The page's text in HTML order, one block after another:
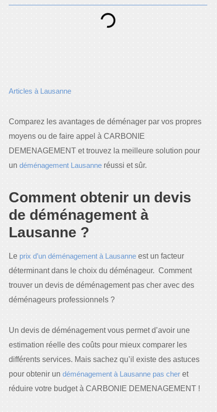
Articles à Lausanne
Comparez les avantages de déménager par vos propres
moyens ou de faire appel à CARBONIE
DEMENAGEMENT et trouvez la meilleure solution pour
un déménagement Lausanneréussi et sûr.
Comment obtenir un devis
de déménagement à
Lausanne ?
Le prix d’un déménagement à Lausanneest un facteur
déterminant dans le choix du déménageur. Comment
trouver un devis de déménagement pas cher avec des
déménageurs professionnels ?
Un devis de déménagement vous permet d’avoir une
estimation réelle des coûts pour mieux comparer les
différents services. Mais sachez qu’il existe des astuces
pour obtenir un déménagement à Lausanne pas cheret
réduire votre budget à CARBONIE DEMENAGEMENT !